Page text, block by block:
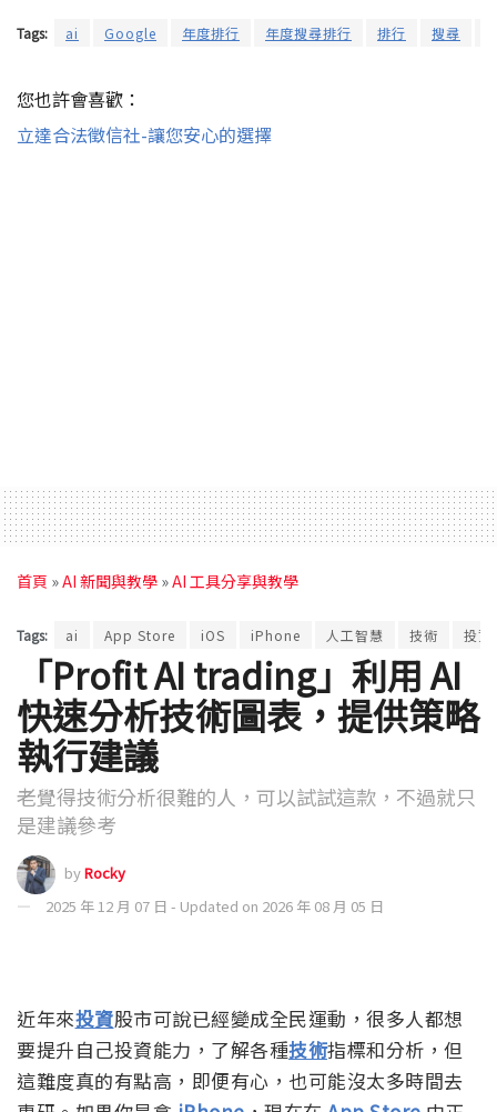
Tags: ai Google 年度排行 年度搜尋排行 排行 搜尋
您也許會喜歡：
立達合法徵信社-讓您安心的選擇
首頁 »AI 新聞與教學 »AI 工具分享與教學
Tags: ai App Store iOS iPhone 人工智慧 技術 投資
「Profit AI trading」利用 AI
快速分析技術圖表，提供策略
執行建議
老覺得技術分析很難的人，可以試試這款，不過就只
是建議參考
byRocky
2025 年 12 月 07 日 - Updated on 2026 年 08 月 05 日
近年來投資股市可說已經變成全民運動，很多人都想
要提升自己投資能力，了解各種技術指標和分析，但
這難度真的有點高，即便有心，也可能沒太多時間去